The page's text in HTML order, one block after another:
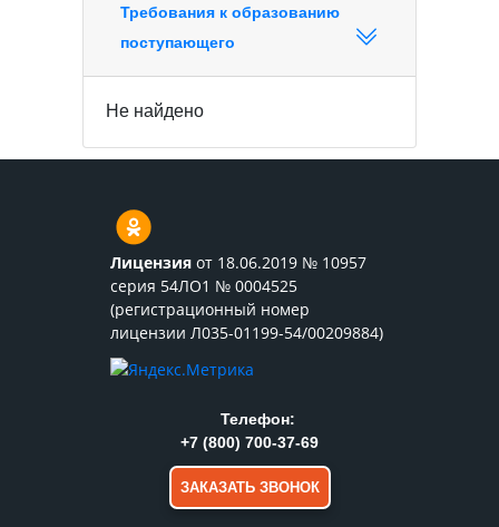
Требования к образованию
поступающего
Не найдено
Лицензия от 18.06.2019 № 10957
серия 54ЛО1 № 0004525
(регистрационный номер
лицензии Л035-01199-54/00209884)
Телефон:
+7 (800) 700-37-69
ЗАКАЗАТЬ ЗВОНОК